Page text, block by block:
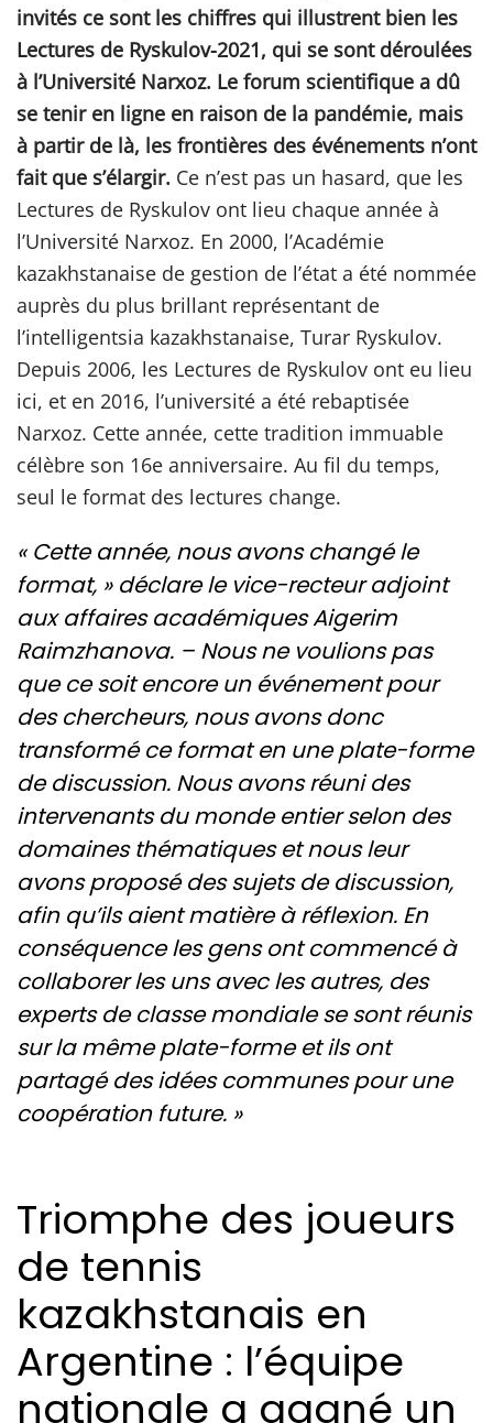
invités ce sont les chiffres qui illustrent bien les
Lectures de Ryskulov-2021, qui se sont déroulées
à l’Université Narxoz. Le forum scientifique a dû
se tenir en ligne en raison de la pandémie, mais
à partir de là, les frontières des événements n’ont
fait que s’élargir. Ce n’est pas un hasard, que les
Lectures de Ryskulov ont lieu chaque année à
l’Université Narxoz. En 2000, l’Académie
kazakhstanaise de gestion de l’état a été nommée
auprès du plus brillant représentant de
l’intelligentsia kazakhstanaise, Turar Ryskulov.
Depuis 2006, les Lectures de Ryskulov ont eu lieu
ici, et en 2016, l’université a été rebaptisée
Narxoz. Cette année, cette tradition immuable
célèbre son 16e anniversaire. Au fil du temps,
seul le format des lectures change.
« Cette année, nous avons changé le
format, » déclare le vice-recteur adjoint
aux affaires académiques Aigerim
Raimzhanova. – Nous ne voulions pas
que ce soit encore un événement pour
des chercheurs, nous avons donc
transformé ce format en une plate-forme
de discussion. Nous avons réuni des
intervenants du monde entier selon des
domaines thématiques et nous leur
avons proposé des sujets de discussion,
afin qu’ils aient matière à réflexion. En
conséquence les gens ont commencé à
collaborer les uns avec les autres, des
experts de classe mondiale se sont réunis
sur la même plate-forme et ils ont
partagé des idées communes pour une
coopération future. »
Triomphe des joueurs
de tennis
kazakhstanais en
Argentine : l’équipe
nationale a gagné un